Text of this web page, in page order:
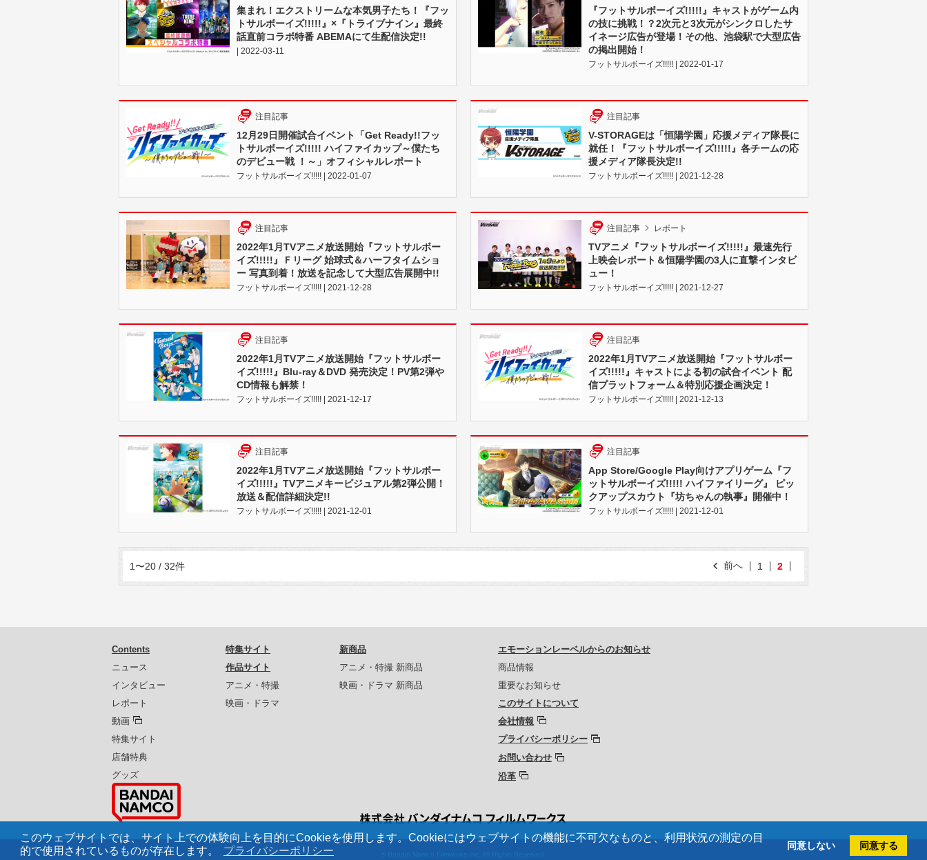
このウェブサイトでは、サイト上での体験向上を目的にCookieを使用します。Cookieにはウェブサイトの機能に不可欠なものと、利用状況の測定の目
的で使用されているものが存在します。
プライバシーポリシー 同意しない 同意する
集まれ！エクストリームな本気男子たち！『フッ
トサルボーイズ!!!!!』×『トライブナイン』最終
話直前コラボ特番 ABEMAにて生配信決定!!
| 2022-03-11
『フットサルボーイズ!!!!!』キャストがゲーム内
の技に挑戦！？2次元と3次元がシンクロしたサ
イネージ広告が登場！その他、池袋駅で大型広告
の掲出開始！
フットサルボーイズ!!!!! | 2022-01-17
注目記事
12月29日開催試合イベント「Get Ready!!フッ
トサルボーイズ!!!!! ハイファイカップ～僕たち
のデビュー戦 ！～」オフィシャルレポート
フットサルボーイズ!!!!! | 2022-01-07
注目記事
V-STORAGEは「恒陽学園」応援メディア隊長に
就任！『フットサルボーイズ!!!!!』各チームの応
援メディア隊長決定!!
フットサルボーイズ!!!!! | 2021-12-28
注目記事
2022年1月TVアニメ放送開始『フットサルボー
イズ!!!!!』Ｆリーグ 始球式＆ハーフタイムショ
ー 写真到着！放送を記念して大型広告展開中!!
フットサルボーイズ!!!!! | 2021-12-28
注目記事 レポート
TVアニメ『フットサルボーイズ!!!!!』最速先行
上映会レポート＆恒陽学園の3人に直撃インタビ
ュー！
フットサルボーイズ!!!!! | 2021-12-27
注目記事
2022年1月TVアニメ放送開始『フットサルボー
イズ!!!!!』Blu-ray＆DVD 発売決定！PV第2弾や
CD情報も解禁！
フットサルボーイズ!!!!! | 2021-12-17
注目記事
2022年1月TVアニメ放送開始『フットサルボー
イズ!!!!!』キャストによる初の試合イベント 配
信プラットフォーム＆特別応援企画決定！
フットサルボーイズ!!!!! | 2021-12-13
注目記事
2022年1月TVアニメ放送開始『フットサルボー
イズ!!!!!』TVアニメキービジュアル第2弾公開！
放送＆配信詳細決定!!
フットサルボーイズ!!!!! | 2021-12-01
注目記事
App Store/Google Play向けアプリゲーム『フ
ットサルボーイズ!!!!! ハイファイリーグ』 ピッ
クアップスカウト『坊ちゃんの執事』開催中！
フットサルボーイズ!!!!! | 2021-12-01
1〜20 / 32件 前へ 1 2
Contents
ニュース
インタビュー
レポート
動画
特集サイト
店舗特典
グッズ
特集サイト
作品サイト
アニメ・特撮
映画・ドラマ
新商品
アニメ・特撮 新商品
映画・ドラマ 新商品
エモーションレーベルからのお知らせ
商品情報
重要なお知らせ
このサイトについて
会社情報
プライバシーポリシー
お問い合わせ
沿革
© Bandai Namco Filmworks Inc. All Rights Reserved.